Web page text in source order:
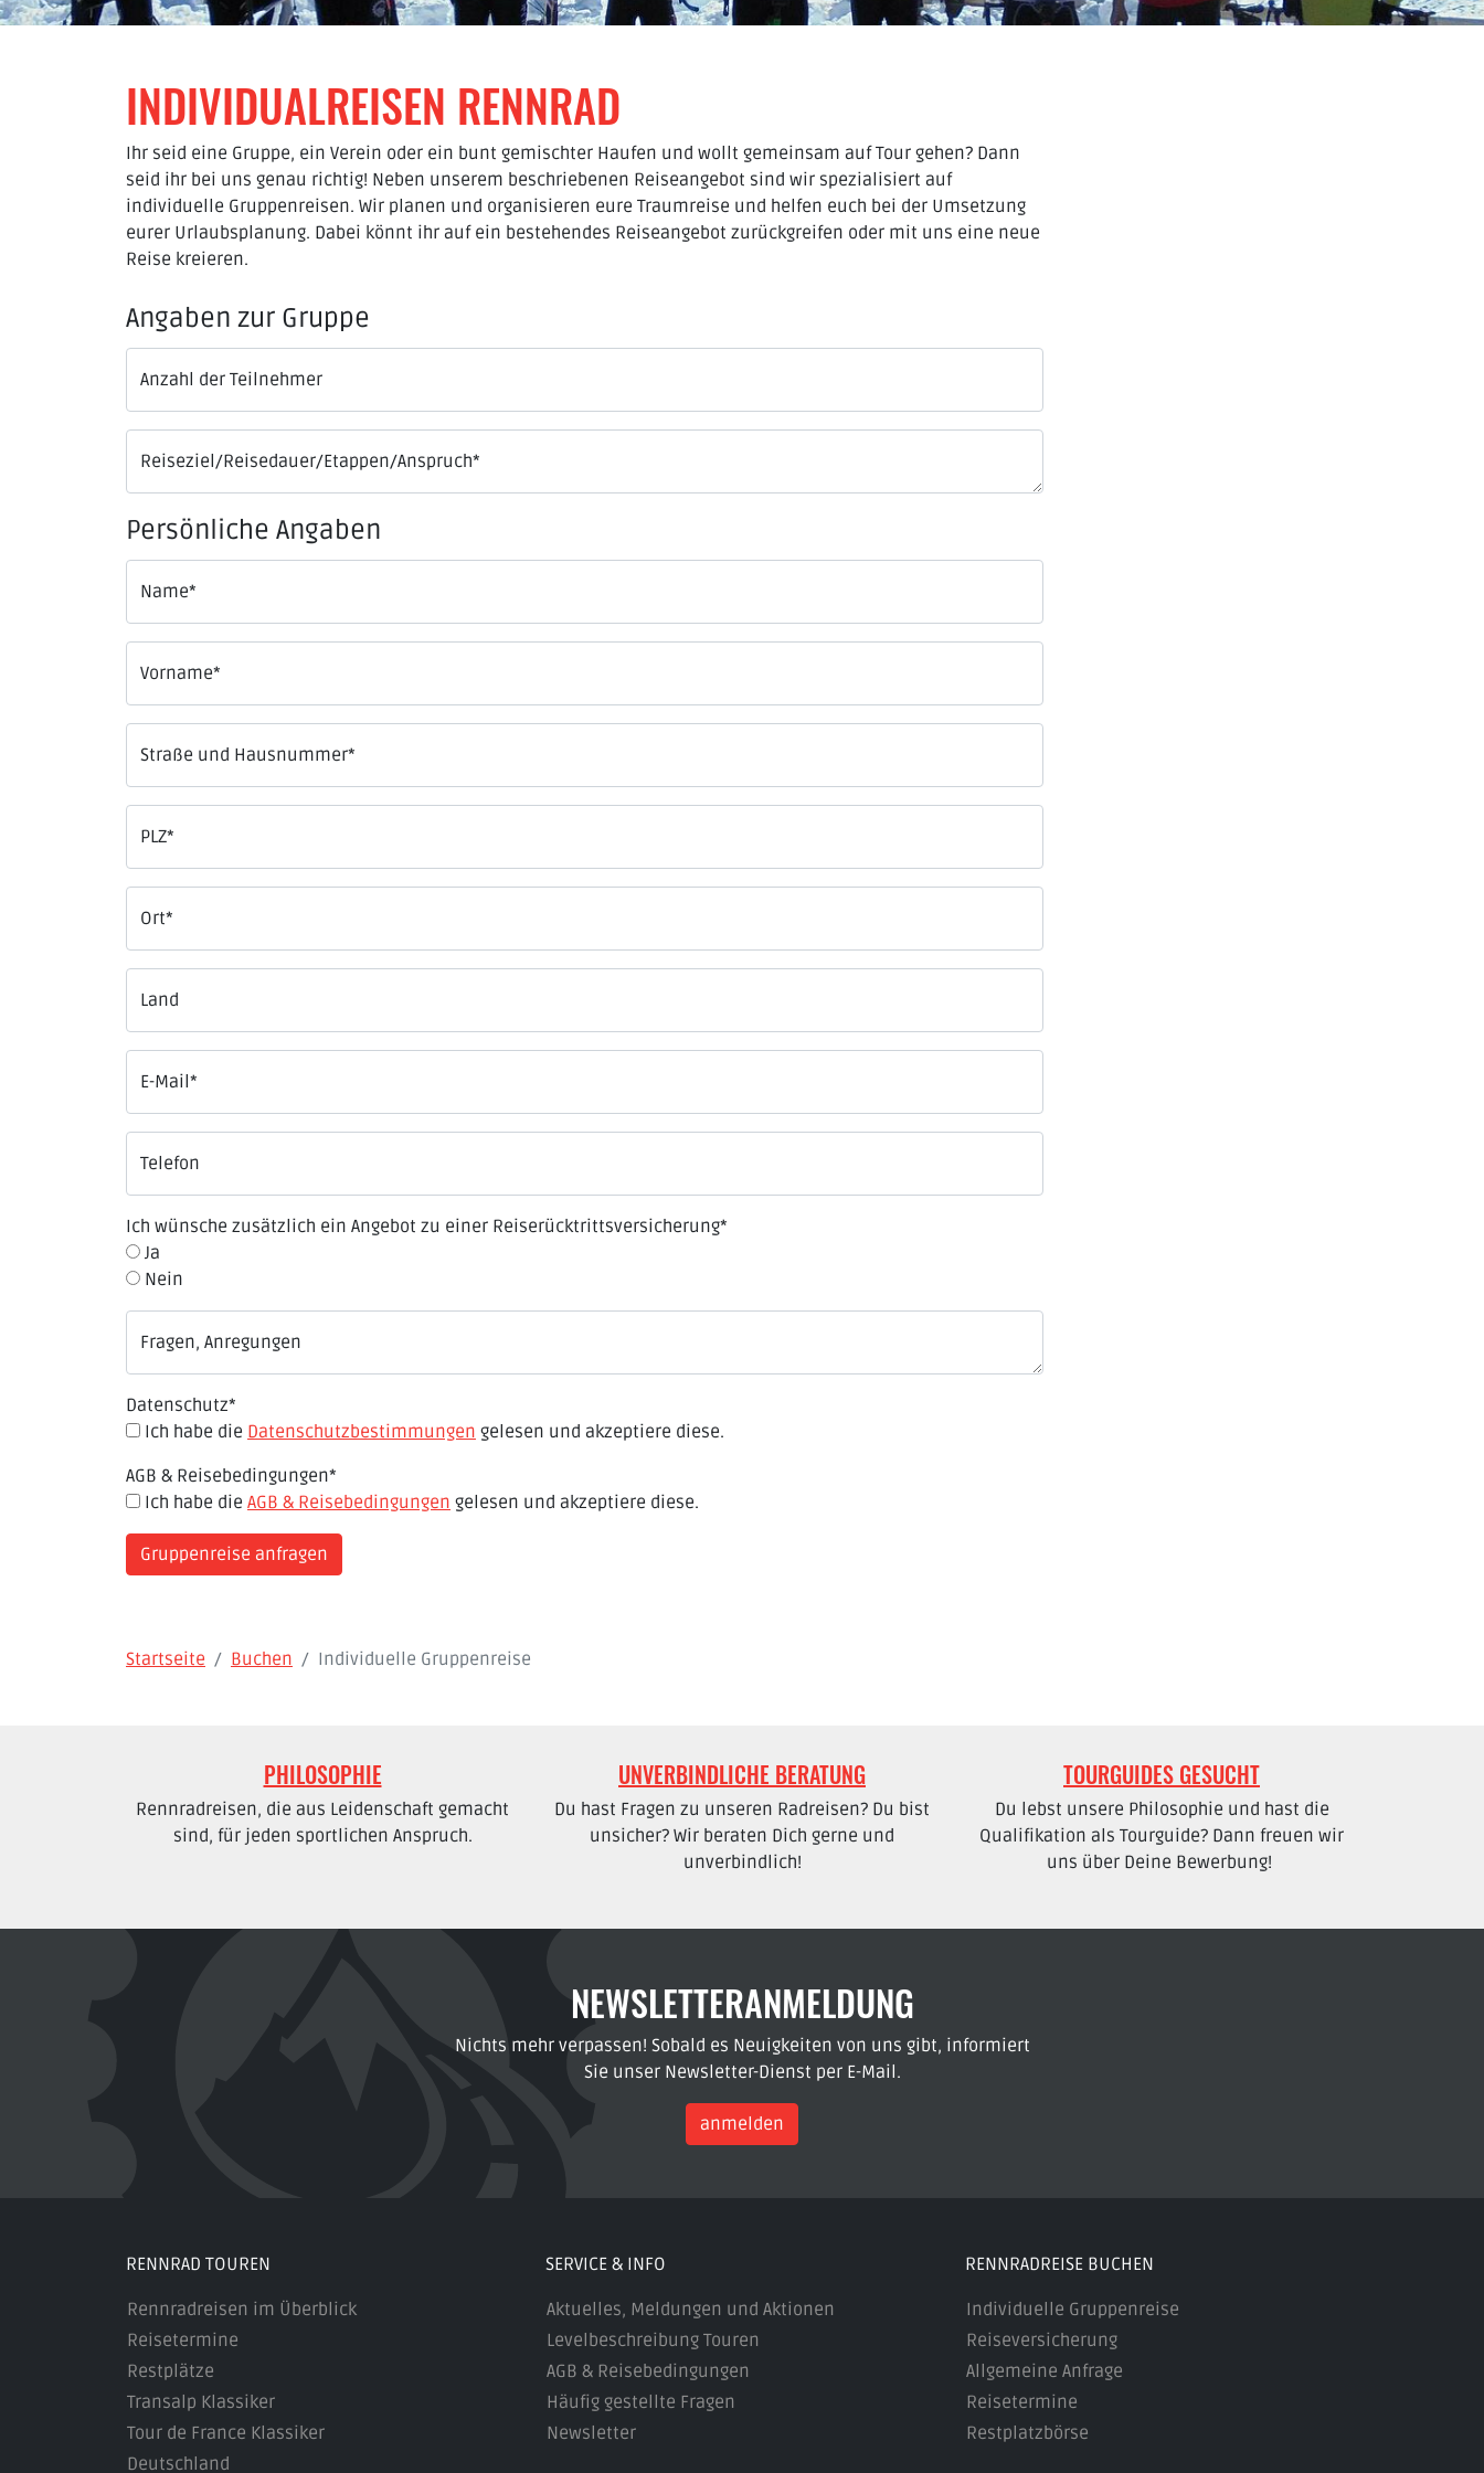
INDIVIDUALREISEN RENNRAD
Ihr seid eine Gruppe, ein Verein oder ein bunt gemischter Haufen und wollt gemeinsam auf Tour gehen? Dann
seid ihr bei uns genau richtig! Neben unserem beschriebenen Reiseangebot sind wir spezialisiert auf
individuelle Gruppenreisen. Wir planen und organisieren eure Traumreise und helfen euch bei der Umsetzung
eurer Urlaubsplanung. Dabei könnt ihr auf ein bestehendes Reiseangebot zurückgreifen oder mit uns eine neue
Reise kreieren.
Angaben zur Gruppe
Anzahl der Teilnehmer
Reiseziel/Reisedauer/Etappen/Anspruch*
Persönliche Angaben
Name*
Vorname*
Straße und Hausnummer*
PLZ*
Ort*
Land
E-Mail*
Telefon
Ich wünsche zusätzlich ein Angebot zu einer Reiserücktrittsversicherung*
Ja
Nein
Fragen, Anregungen
Datenschutz*
Ich habe die Datenschutzbestimmungen gelesen und akzeptiere diese.
AGB & Reisebedingungen*
Ich habe die AGB & Reisebedingungen gelesen und akzeptiere diese.
Startseite Buchen Individuelle Gruppenreise
PHILOSOPHIE
Rennradreisen, die aus Leidenschaft gemacht
sind, für jeden sportlichen Anspruch.
UNVERBINDLICHE BERATUNG
Du hast Fragen zu unseren Radreisen? Du bist
unsicher? Wir beraten Dich gerne und
unverbindlich!
TOURGUIDES GESUCHT
Du lebst unsere Philosophie und hast die
Qualifikation als Tourguide? Dann freuen wir
uns über Deine Bewerbung!
NEWSLETTERANMELDUNG
Nichts mehr verpassen! Sobald es Neuigkeiten von uns gibt, informiert
Sie unser Newsletter-Dienst per E-Mail.
anmelden
RENNRAD TOUREN
Rennradreisen im Überblick
Reisetermine
Restplätze
Transalp Klassiker
Tour de France Klassiker
Deutschland
SERVICE & INFO
Aktuelles, Meldungen und Aktionen
Levelbeschreibung Touren
AGB & Reisebedingungen
Häufig gestellte Fragen
Newsletter
RENNRADREISE BUCHEN
Individuelle Gruppenreise
Reiseversicherung
Allgemeine Anfrage
Reisetermine
Restplatzbörse